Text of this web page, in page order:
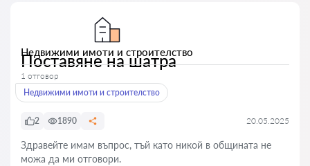
Недвижими имоти и строителство
Поставяне на шатра
1 отговор
Недвижими имоти и строителство
2 1890 20.05.2025
Здравейте имам въпрос, тъй като никой в общината не
можа да ми отговори.